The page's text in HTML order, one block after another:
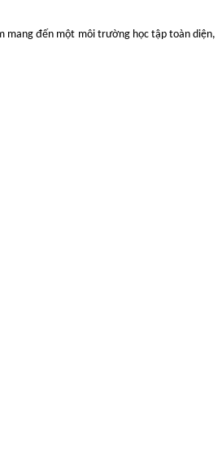
mang đến một môi trường học tập toàn diện,